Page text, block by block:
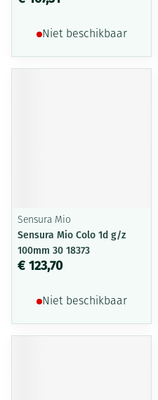
Niet beschikbaar
Sensura Mio
Sensura Mio Colo 1d g/z
100mm 30 18373
€ 123,70
Niet beschikbaar